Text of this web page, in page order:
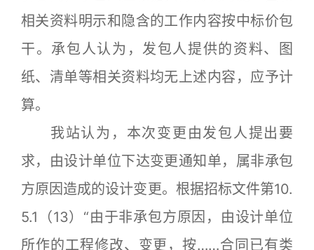
相关资料明示和隐含的工作内容按中标价包
干。承包人认为，发包人提供的资料、图
纸、清单等相关资料均无上述内容，应予计
算。
我站认为，本次变更由发包人提出要
求，由设计单位下达变更通知单，属非承包
方原因造成的设计变更。根据招标文件第10.
5.1（13）“由于非承包方原因，由设计单位
所作的工程修改、变更，按……合同已有类